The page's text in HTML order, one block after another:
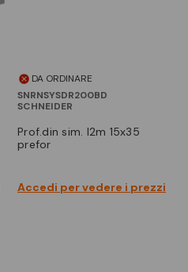
DA ORDINARE
SNRNSYSDR200BD
SCHNEIDER
prof.din sim. l2m 15x35
prefor
Accedi per vedere i prezzi